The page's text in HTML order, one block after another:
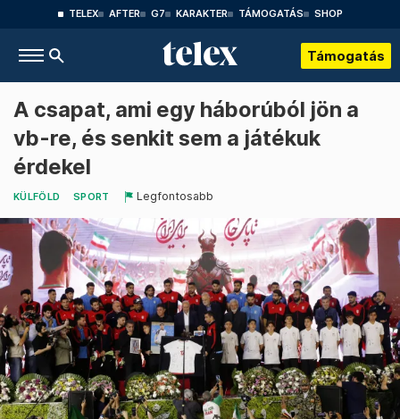
TELEX AFTER G7 KARAKTER TÁMOGATÁS SHOP
Támogatás
A csapat, ami egy háborúból jön a
vb-re, és senkit sem a játékuk
érdekel
KÜLFÖLD SPORT Legfontosabb